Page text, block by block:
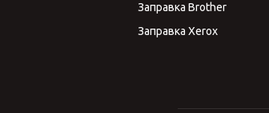
Заправка Brother
Заправка Xerox